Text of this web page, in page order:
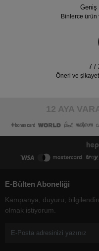
Geniş
Binlerce
7 /
Öneri ve
12 AYA
E-Bülten Aboneliği
Kampanya, duyuru,
olmak istiyorum.